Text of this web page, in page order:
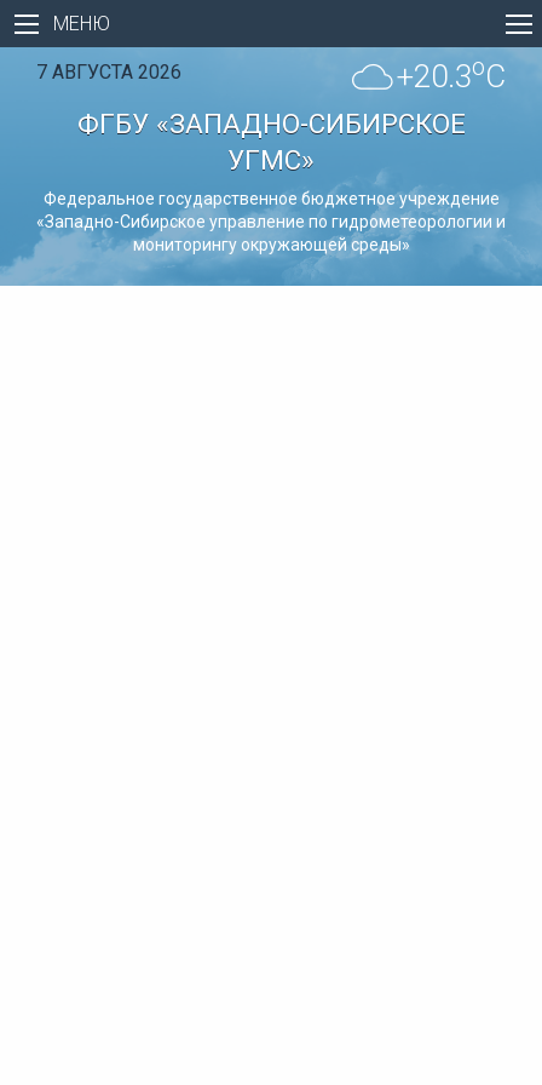
МЕНЮ
7 АВГУСТА 2026 +20.3oC
ФГБУ «ЗАПАДНО-СИБИРСКОЕ
УГМС»
Федеральное государственное бюджетное учреждение
«Западно-Сибирское управление по гидрометеорологии и
мониторингу окружающей среды»